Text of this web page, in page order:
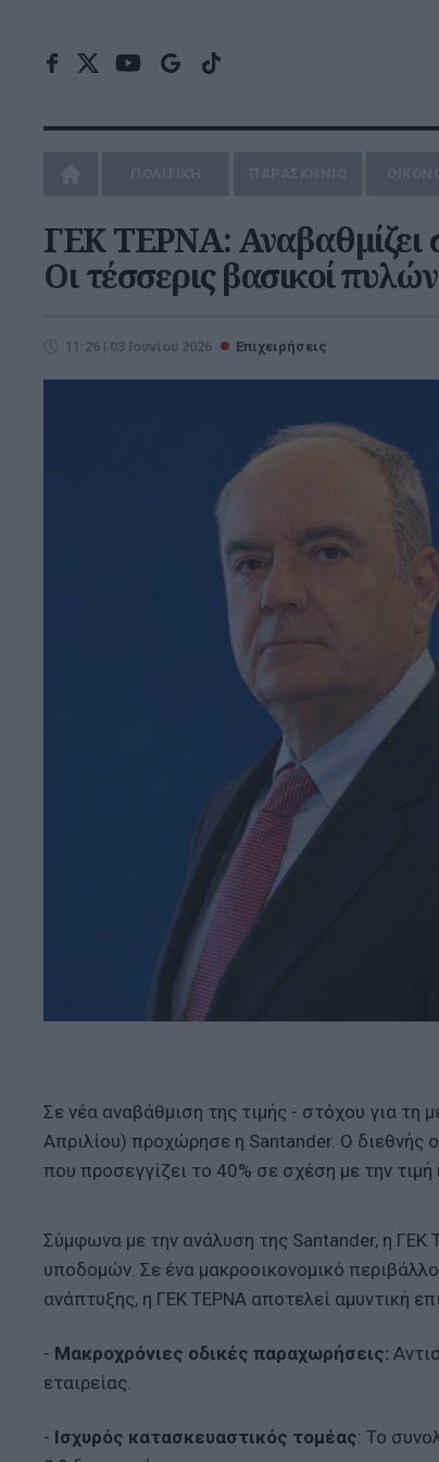
ΓΕΚ ΤΕΡΝΑ: Αναβαθμίζει
Οι τέσσερις βασικοί
11:26 | 03 Ιουνίου 2026 Επιχειρήσεις
Σε νέα αναβάθμιση της τιμής - στόχου για
Απριλίου) προχώρησε η Santander. Ο διεθνής
που προσεγγίζει το 40% σε σχέση με την τιμή
Σύμφωνα με την ανάλυση της Santander, η
υποδομών. Σε ένα μακροοικονομικό
ανάπτυξης, η ΓΕΚ ΤΕΡΝΑ αποτελεί αμυντική
- Μακροχρόνιες οδικές παραχωρήσεις:
εταιρείας.
- Ισχυρός κατασκευαστικός τομέας: Το